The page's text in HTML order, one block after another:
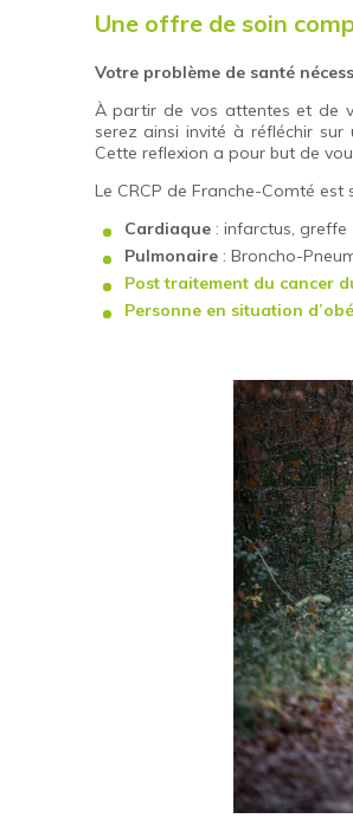
Une offre de soin
Votre problème de santé
À partir de vos attentes et de
serez ainsi invité à réfléchir
Cette reflexion a pour but de
Le CRCP de Franche-Comté
Cardiaque: infarctus, greffe
Pulmonaire: Broncho-
Post traitement du cancer
Personne en situation